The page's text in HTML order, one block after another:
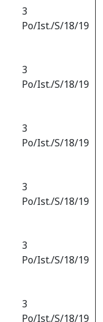
3
Po/Ist./S/18/19
3
Po/Ist./S/18/19
3
Po/Ist./S/18/19
3
Po/Ist./S/18/19
3
Po/Ist./S/18/19
3
Po/Ist./S/18/19